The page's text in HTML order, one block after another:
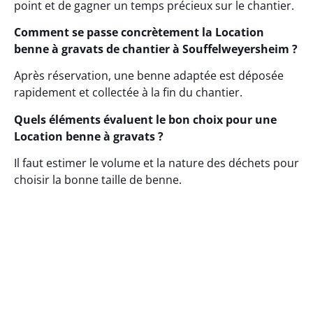
point et de gagner un temps précieux sur le chantier.
Comment se passe concrètement la Location
benne à gravats de chantier à Souffelweyersheim ?
Après réservation, une benne adaptée est déposée
rapidement et collectée à la fin du chantier.
Quels éléments évaluent le bon choix pour une
Location benne à gravats ?
Il faut estimer le volume et la nature des déchets pour
choisir la bonne taille de benne.